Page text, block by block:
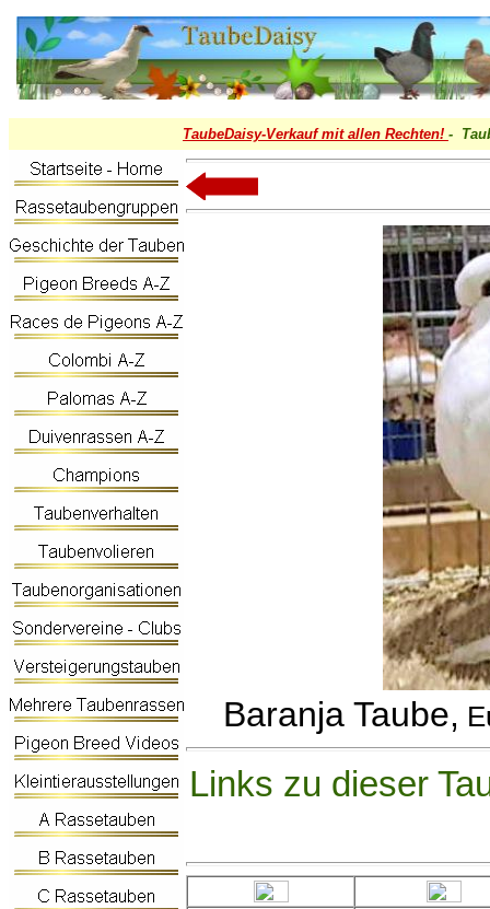
TaubeDaisy-Verkauf mit allen Rechten! -
Baranja Taube,
Links zu dieser